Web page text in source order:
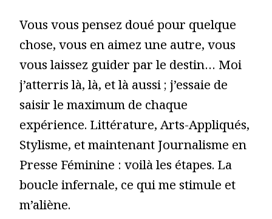
Vous vous pensez doué pour quelque
chose, vous en aimez une autre, vous
vous laissez guider par le destin… Moi
j’atterris là, là, et là aussi ; j’essaie de
saisir le maximum de chaque
expérience. Littérature, Arts-Appliqués,
Stylisme, et maintenant Journalisme en
Presse Féminine : voilà les étapes. La
boucle infernale, ce qui me stimule et
m’aliène.